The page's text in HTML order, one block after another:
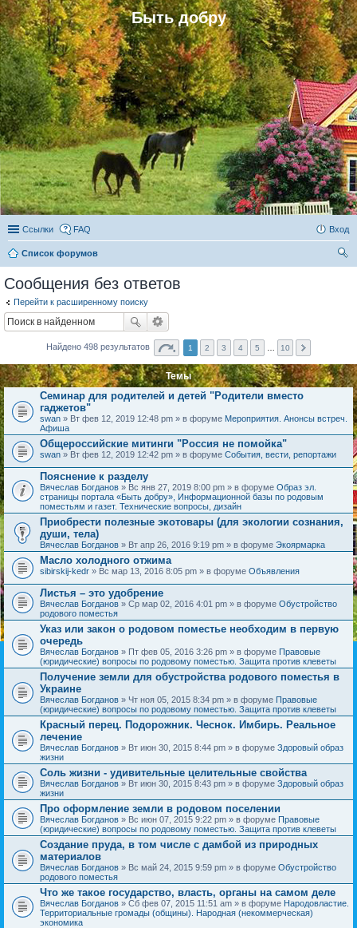
Быть добру
Ссылки FAQ Вход
Список форумов
Сообщения без ответов
Перейти к расширенному поиску
Найдено 498 результатов 1 2 3 4 5 10
Темы
Семинар для родителей и детей "Родители вместо
гаджетов"
swan » Вт фев 12, 2019 12:48 pm » в форуме Мероприятия. Анонсы встреч.
Афиша
Общероссийские митинги "Россия не помойка"
swan » Вт фев 12, 2019 12:42 pm » в форуме События, вести, репортажи
Пояснение к разделу
Вячеслав Богданов » Вс янв 27, 2019 8:00 pm » в форуме Образ эл.
страницы портала «Быть добру», Информационной базы по родовым
поместьям и газет. Технические вопросы, дизайн
Приобрести полезные экотовары (для экологии сознания,
души, тела)
Вячеслав Богданов » Вт апр 26, 2016 9:19 pm » в форуме Экоярмарка
Масло холодного отжима
sibirskij-kedr » Вс мар 13, 2016 8:05 pm » в форуме Объявления
Листья – это удобрение
Вячеслав Богданов » Ср мар 02, 2016 4:01 pm » в форуме Обустройство
родового поместья
Указ или закон о родовом поместье необходим в первую
очередь
Вячеслав Богданов » Пт фев 05, 2016 3:26 pm » в форуме Правовые
(юридические) вопросы по родовому поместью. Защита против клеветы
Получение земли для обустройства родового поместья в
Украине
Вячеслав Богданов » Чт ноя 05, 2015 8:34 pm » в форуме Правовые
(юридические) вопросы по родовому поместью. Защита против клеветы
Красный перец. Подорожник. Чеснок. Имбирь. Реальное
лечение
Вячеслав Богданов » Вт июн 30, 2015 8:44 pm » в форуме Здоровый образ
жизни
Соль жизни - удивительные целительные свойства
Вячеслав Богданов » Вт июн 30, 2015 8:43 pm » в форуме Здоровый образ
жизни
Про оформление земли в родовом поселении
Вячеслав Богданов » Вс июн 07, 2015 9:22 pm » в форуме Правовые
(юридические) вопросы по родовому поместью. Защита против клеветы
Создание пруда, в том числе с дамбой из природных
материалов
Вячеслав Богданов » Вс май 24, 2015 9:59 pm » в форуме Обустройство
родового поместья
Что же такое государство, власть, органы на самом деле
Вячеслав Богданов » Сб фев 07, 2015 11:51 am » в форуме Народовластие.
Территориальные громады (общины). Народная (некоммерческая)
экономика